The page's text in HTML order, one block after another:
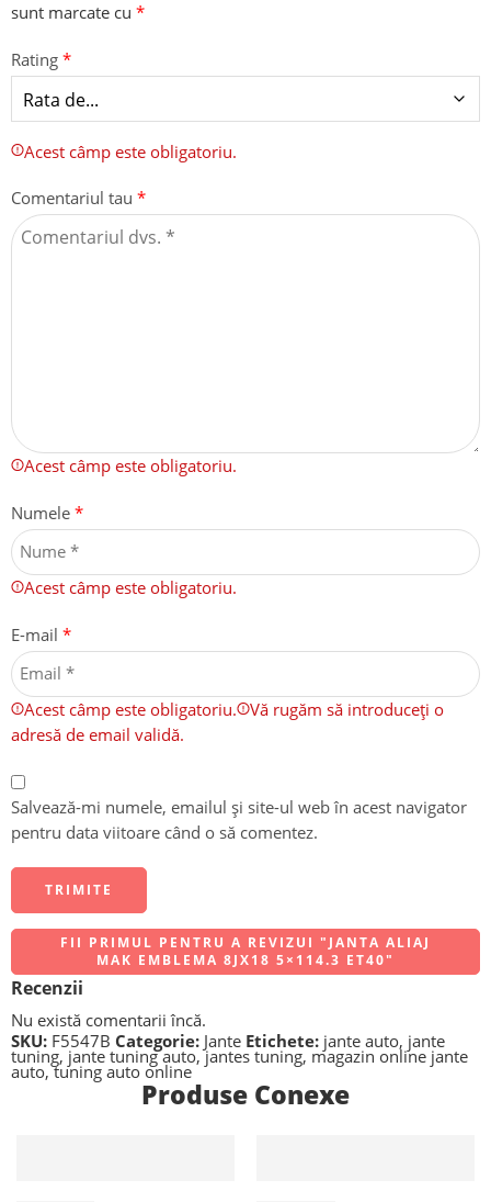
sunt marcate cu *
Rating *
Acest câmp este obligatoriu.
Comentariul tau *
Acest câmp este obligatoriu.
Numele *
Acest câmp este obligatoriu.
E-mail *
Acest câmp este obligatoriu.
Vă rugăm să introduceți o
adresă de email validă.
Salvează-mi numele, emailul și site-ul web în acest navigator
pentru data viitoare când o să comentez.
FII PRIMUL PENTRU A REVIZUI "JANTA ALIAJ
MAK EMBLEMA 8JX18 5×114.3 ET40"
Recenzii
Nu există comentarii încă.
SKU: F5547B Categorie: Jante Etichete: jante auto, jante
tuning, jante tuning auto,jantes tuning, magazin online jante
auto,tuning auto online
Produse Conexe